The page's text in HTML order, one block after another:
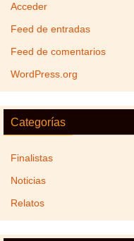
Acceder
Feed de entradas
Feed de comentarios
WordPress.org
Categorías
Finalistas
Noticias
Relatos